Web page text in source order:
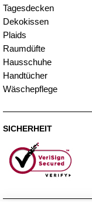
Tagesdecken
Dekokissen
Plaids
Raumdüfte
Hausschuhe
Handtücher
Wäschepflege
SICHERHEIT